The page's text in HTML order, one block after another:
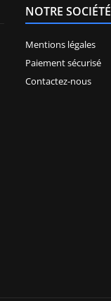
NOTRE SOCIÉTÉ
Mentions légales
Paiement sécurisé
Contactez-nous